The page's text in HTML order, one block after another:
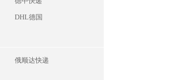
DHL德国
俄顺达快递